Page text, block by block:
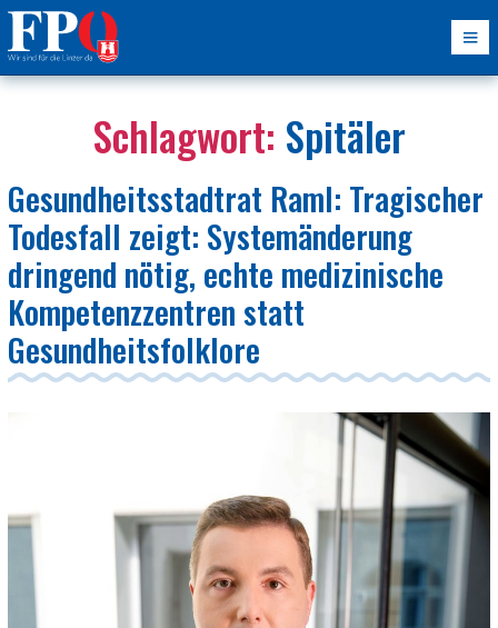
Schlagwort: Spitäler
Gesundheitsstadtrat Raml: Tragischer
Todesfall zeigt: Systemänderung
dringend nötig, echte medizinische
Kompetenzzentren statt
Gesundheitsfolklore